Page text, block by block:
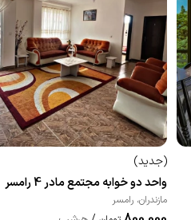
(جدید)
واحد دو خوابه مجتمع مادر 4 رامسر
مازندران، رامسر